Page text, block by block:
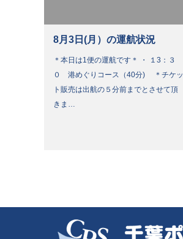
8月3日(月）の運航状況
＊本日は1便の運航です＊ ・ １3：３
０ 港めぐりコース（40分) ＊チケッ
ト販売は出航の５分前までとさせて頂
きま…